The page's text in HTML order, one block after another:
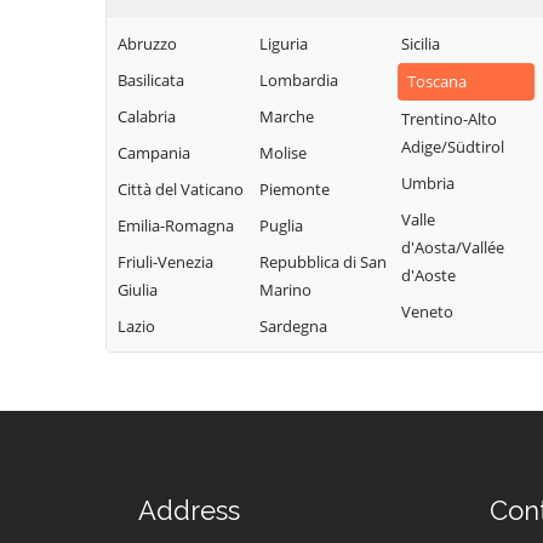
Abruzzo
Basilicata
Calabria
Campania
Città del Vaticano
Emilia-Romagna
Friuli-Venezia
Giulia
Lazio
Liguria
Lombardia
Marche
Molise
Piemonte
Puglia
Repubblica di San
Marino
Sardegna
Sicilia
Toscana
Trentino-Alto
Adige/Südtirol
Umbria
Valle
d'Aosta/Vallée
d'Aoste
Veneto
Address